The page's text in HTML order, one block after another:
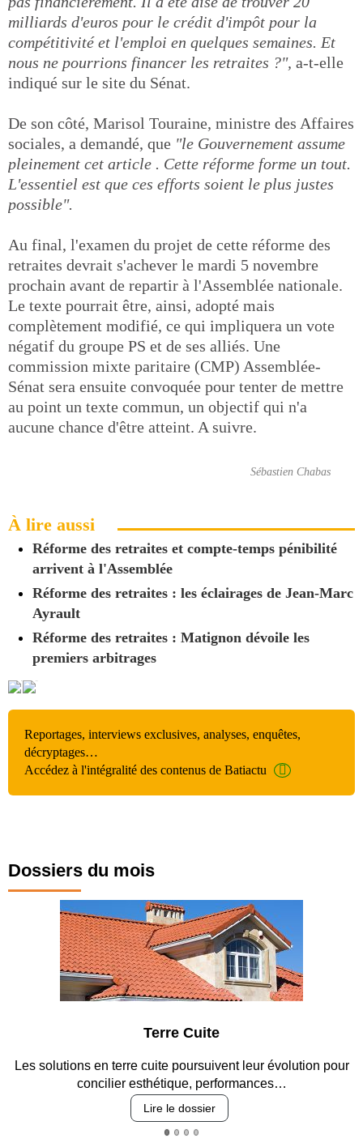
milliards d'euros pour le crédit d'impôt pour la
compétitivité et l'emploi en quelques semaines. Et
nous ne pourrions financer les retraites ?", a-t-elle
indiqué sur le site du Sénat.
De son côté, Marisol Touraine, ministre des Affaires
sociales, a demandé, que "le Gouvernement assume
pleinement cet article . Cette réforme forme un tout.
L'essentiel est que ces efforts soient le plus justes
possible".
Au final, l'examen du projet de cette réforme des
retraites devrait s'achever le mardi 5 novembre
prochain avant de repartir à l'Assemblée nationale.
Le texte pourrait être, ainsi, adopté mais
complètement modifié, ce qui impliquera un vote
négatif du groupe PS et de ses alliés. Une
commission mixte paritaire (CMP) Assemblée-
Sénat sera ensuite convoquée pour tenter de mettre
au point un texte commun, un objectif qui n'a
aucune chance d'être atteint. A suivre.
Sébastien Chabas
À lire aussi
Réforme des retraites et compte-temps pénibilité
arrivent à l'Assemblée
Réforme des retraites : les éclairages de Jean-Marc
Ayrault
Réforme des retraites : Matignon dévoile les
premiers arbitrages
Reportages, interviews exclusives, analyses, enquêtes,
décryptages…
Accédez à l'intégralité des contenus de Batiactu
Dossiers du mois
poursuivent leur évolution pour
performances…
Entre circulation,